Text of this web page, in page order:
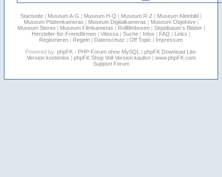
Startseite | Museum A-G | Museum H-Q | Museum R-Z | Museum Kleinbild |
Museum Plattenkameras | Museum Digitalkameras | Museum Objektive|
Museum Stereo| Museum Filmkameras | Rollfilmboxen| Sepplbauer's Blätter|
Hersteller-für-Fremdfirmen | Vitessa | Suche | Infos | FAQ | Links |
Registrieren | Regeln | Datenschutz | Off Topic | Impressum
Powered by: phpFK - PHP-Forum ohne MySQL | phpFK Download Lite-
Version kostenlos | phpFK Shop Voll-Version kaufen| www.phpFK.com
Support Forum